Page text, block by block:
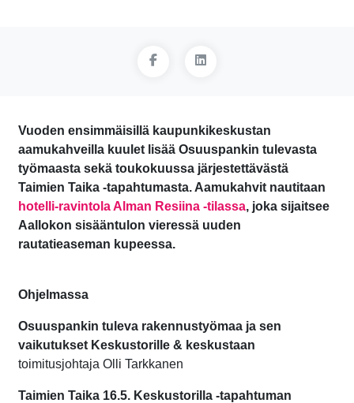
Vuoden ensimmäisillä kaupunkikeskustan
aamukahveilla kuulet lisää Osuuspankin tulevasta
työmaasta sekä toukokuussa järjestettävästä
Taimien Taika -tapahtumasta. Aamukahvit nautitaan
hotelli-ravintola Alman Resiina -tilassa, joka sijaitsee
Aallokon sisääntulon vieressä uuden
rautatieaseman kupeessa.
Ohjelmassa
Osuuspankin tuleva rakennustyömaa ja sen
vaikutukset Keskustorille & keskustaan
toimitusjohtaja Olli Tarkkanen
Taimien Taika 16.5. Keskustorilla -tapahtuman